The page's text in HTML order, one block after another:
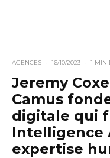
AGENCES · 16/10/2023 · 1 MIN
Jeremy
Camus
digitale qui
Intelligence
expertise